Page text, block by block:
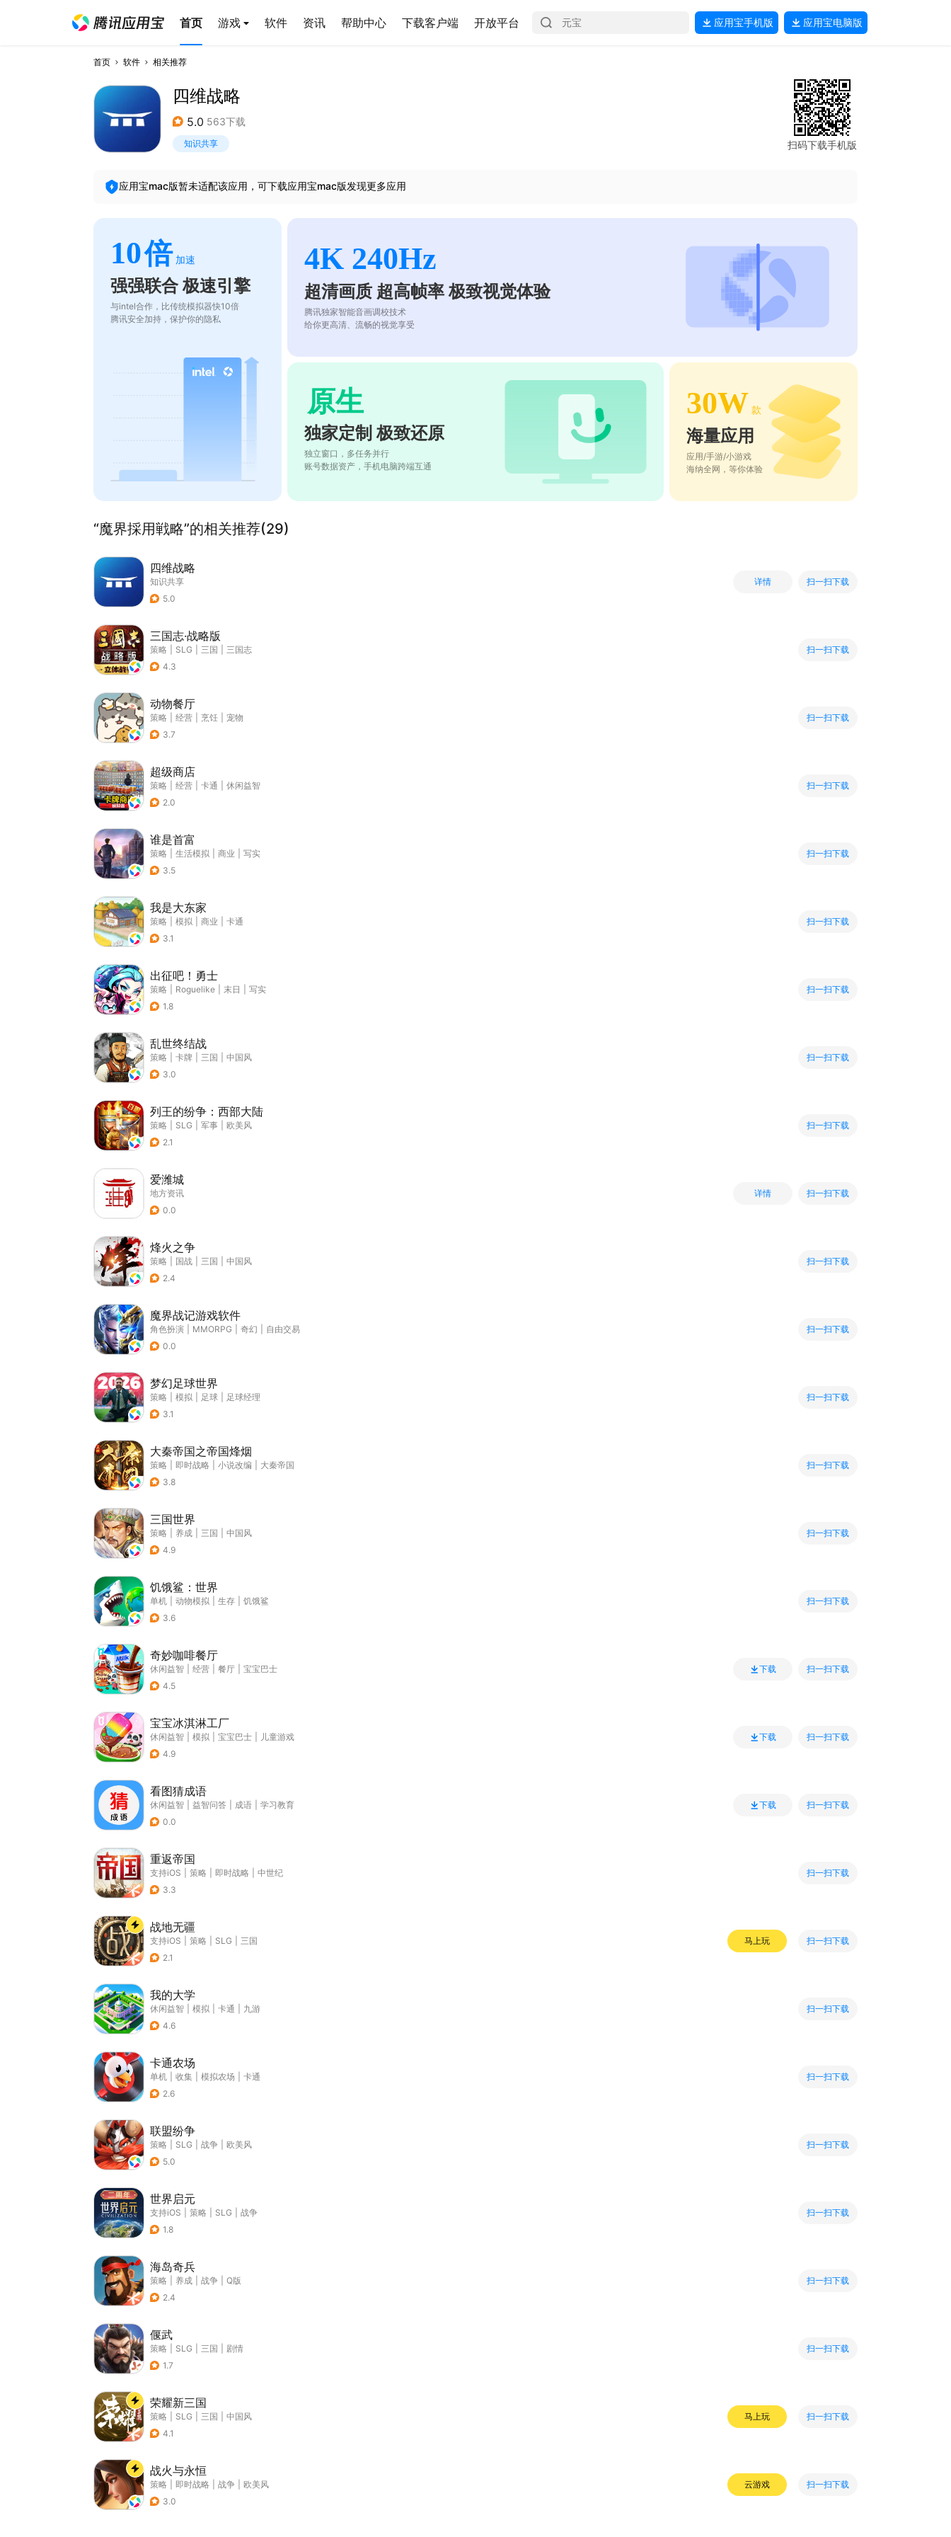
首页 游戏 软件 资讯 帮助中心 下载客户端 开放平台 应用宝手机版 应用宝电脑版
首页 软件 相关推荐
四维战略
5.0 563下载
知识共享 扫码下载手机版
应用宝mac版暂未适配该应用，可下载应用宝mac版发现更多应用
10倍 加速
强强联合 极速引擎
与intel合作，比传统模拟器快10倍
腾讯安全加持，保护你的隐私
4K 240Hz
超清画质 超高帧率 极致视觉体验
腾讯独家智能音画调校技术
给你更高清、流畅的视觉享受
原生
独家定制 极致还原
独立窗口，多任务并行
账号数据资产，手机电脑跨端互通
30W 款
海量应用
应用/手游/小游戏
海纳全网，等你体验
“魔界採用戦略”的相关推荐(29)
四维战略
知识共享
5.0
详情 扫一扫下载
三国志·战略版
策略 SLG 三国
三国志
4.3
扫一扫下载
动物餐厅
策略 经营 烹饪
宠物
3.7
扫一扫下载
超级商店
策略 经营 卡通
休闲益智
2.0
扫一扫下载
谁是首富
策略 生活模拟 商业
写实
3.5
扫一扫下载
我是大东家
策略 模拟 商业
卡通
3.1
扫一扫下载
出征吧！勇士
策略 Roguelike 末日
写实
1.8
扫一扫下载
乱世终结战
策略 卡牌 三国
中国风
3.0
扫一扫下载
列王的纷争：西部大陆
策略 SLG 军事
欧美风
2.1
扫一扫下载
爱潍城
地方资讯
0.0
详情 扫一扫下载
烽火之争
策略 国战 三国
中国风
2.4
扫一扫下载
魔界战记游戏软件
角色扮演 MMORPG 奇幻
自由交易
0.0
扫一扫下载
梦幻足球世界
策略 模拟 足球
足球经理
3.1
扫一扫下载
大秦帝国之帝国烽烟
策略 即时战略 小说改编
大秦帝国
3.8
扫一扫下载
三国世界
策略 养成 三国
中国风
4.9
扫一扫下载
饥饿鲨：世界
单机 动物模拟 生存
饥饿鲨
3.6
扫一扫下载
奇妙咖啡餐厅
休闲益智 经营 餐厅
宝宝巴士
4.5
下载 扫一扫下载
宝宝冰淇淋工厂
休闲益智 模拟 宝宝巴士
儿童游戏
4.9
下载 扫一扫下载
看图猜成语
休闲益智 益智问答 成语
学习教育
0.0
下载 扫一扫下载
重返帝国
支持iOS 策略 即时战略
中世纪
3.3
扫一扫下载
战地无疆
支持iOS 策略 SLG
三国
2.1
马上玩 扫一扫下载
我的大学
休闲益智 模拟 卡通
九游
4.6
扫一扫下载
卡通农场
单机 收集 模拟农场
卡通
2.6
扫一扫下载
联盟纷争
策略 SLG 战争
欧美风
5.0
扫一扫下载
世界启元
支持iOS 策略 SLG
战争
1.8
扫一扫下载
海岛奇兵
策略 养成 战争
Q版
2.4
扫一扫下载
偃武
策略 SLG 三国
剧情
1.7
扫一扫下载
荣耀新三国
策略 SLG 三国
中国风
4.1
马上玩 扫一扫下载
战火与永恒
策略 即时战略 战争
欧美风
3.0
云游戏 扫一扫下载